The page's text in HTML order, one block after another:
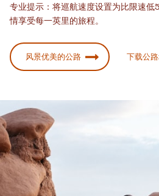
专业提示：将巡航速度设置为比限速
情享受每一英里的旅程。
风景优美的公路 下载公